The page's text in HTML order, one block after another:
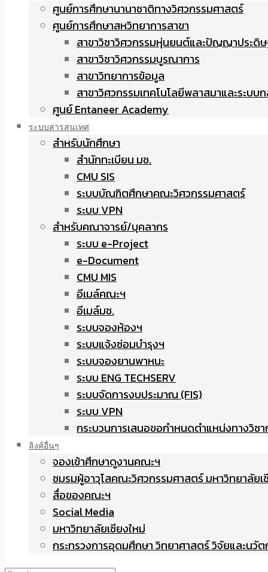
ศูนย์การศึกษานานาชาติทางวิศวกรรมศาสตร์
ศูนย์การศึกษาสหวิทยาการสาขา
สาขาวิชาวิศวกรรมหุ่นยนต์และปัญญาประดิ
สาขาวิชาวิศวกรรมบูรณาการ
สาขาวิทยาการข้อมูล
สาขาวิศวกรรมเทคโนโลยีพลาสมาและระบบ
ศูนย์ Entaneer Academy
ระบบสารสนเทศ
สำหรับนักศึกษา
สำนักทะเบียน มช.
CMU SIS
ระบบบัณฑิตศึกษาคณะวิศวกรรมศาสตร์
ระบบ VPN
สำหรับคณาจารย์/บุคลากร
ระบบ e-Project
e-Document
CMU MIS
อีเมล์คณะฯ
อีเมล์มช.
ระบบจองห้องฯ
ระบบแจ้งซ่อมบำรุงฯ
ระบบจองยานพาหนะ
ระบบ ENG TECHSERV
ระบบจัดการงบประมาณ (FIS)
ระบบ VPN
กระบวนการเสนอขอกำหนดตำแหน่งทางวิช
ลิงค์อื่นๆ
จองเข้าศึกษาดูงานคณะฯ
ชมรมผู้อาวุโสคณะวิศวกรรมศาสตร์ มหาวิทยาลัยเ
สื่อของคณะฯ
Social Media
มหาวิทยาลัยเชียงใหม่
กระทรวงการอุดมศึกษา วิทยาศาสตร์ วิจัยและนวั